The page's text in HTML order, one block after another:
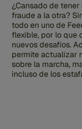
¿Cansado de
fraude a la otra?
todo en uno de
flexible, por lo que
nuevos desafíos.
permite actualizar
sobre la marcha,
incluso de los